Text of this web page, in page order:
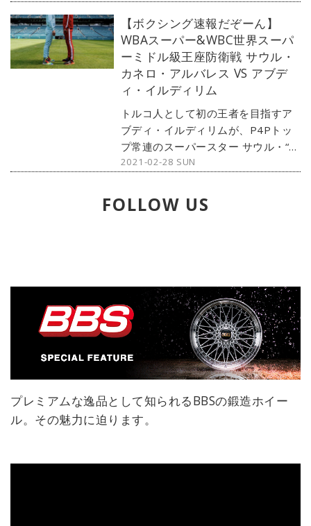
【ボクシング速報だぞーん】
WBAスーパー&WBC世界スーパ
ーミドル級王座防衛戦 サウル・
カネロ・アルバレス VS アブデ
ィ・イルディリム
トルコ人として初の王者を目指すア
ブディ・イルディリムが、P4Pトッ
プ常連のスーパースター サウル・“カ
ネロ”・アルバレスに挑戦。試合は左
に使うカネロが、あまりにも順当な
TKO勝ちを収めた。
2021-02-28 SUN
FOLLOW US
プレミアムな逸品として知られるBBSの鍛造ホイー
ル。その魅力に迫ります。